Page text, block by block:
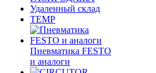
Удаленный склад
TEMP
Пневматика FESTO
и аналоги